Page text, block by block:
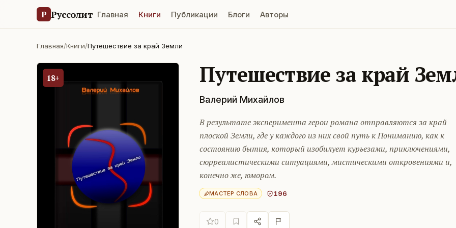
Р Руссолит Главная Книги Публикации Блоги Авторы
Главная/Книги/Путешествие за край Земли
18+ Путешествие за край
Валерий Михайлов
В результате эксперимента герои романа отправляются за край
плоской Земли, где у каждого из них свой путь к Пониманию, как к
состоянию бытия, который изобилует курьезами, приключениями,
сюрреалистическими ситуациями, мистическими откровениями и,
конечно же, юмором.
МАСТЕР СЛОВА 196
0